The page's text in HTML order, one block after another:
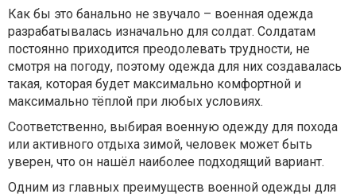
Как бы это банально не звучало – военная одежда
разрабатывалась изначально для солдат. Солдатам
постоянно приходится преодолевать трудности, не
смотря на погоду, поэтому одежда для них создавалась
такая, которая будет максимально комфортной и
максимально тёплой при любых условиях.
Соответственно, выбирая военную одежду для похода
или активного отдыха зимой, человек может быть
уверен, что он нашёл наиболее подходящий вариант.
Одним из главных преимуществ военной одежды для